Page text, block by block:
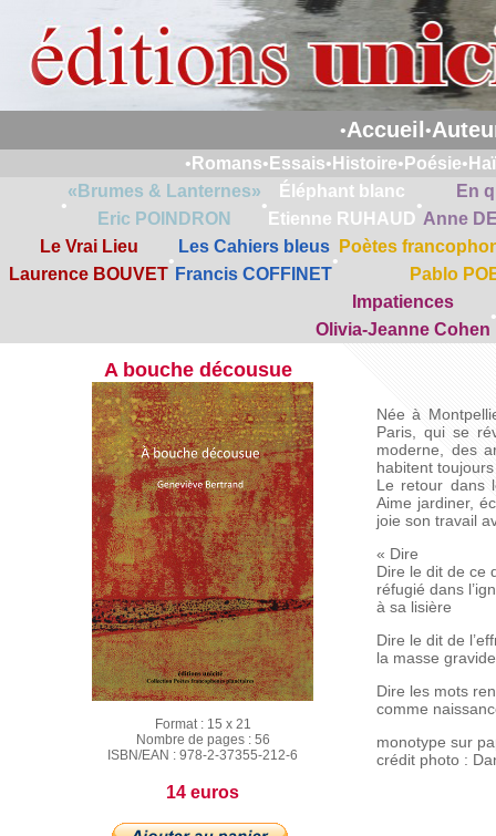
•Accueil •
• Romans• Essais• Histoire• Poésie•
•
«Brumes & Lanternes»
Eric POINDRON
•
Éléphant blanc
Etienne RUHAUD
•
En
Anne
Le Vrai Lieu
Laurence BOUVET
•
Les Cahiers bleus
Francis COFFINET
•
Poètes
Pablo
Impatiences
Olivia-Jeanne Cohen
•
A bouche décousue
Format : 15 x 21
Nombre de pages : 56
ISBN/EAN : 978-2-37355-212-6
14 euros
Née à
Paris, qui se
moderne, des
habitent
Le retour dans
Aime jardiner,
joie son travail
« Dire
Dire le dit de ce
réfugié dans
à sa lisière
Dire le dit de
la masse
Dire les mots
comme
monotype sur
crédit photo :